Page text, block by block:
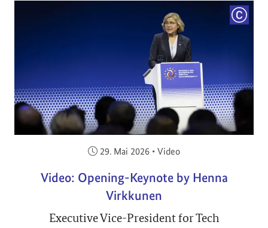
Veröffentlicht am:
29. Mai 2026 • Video
Video: Opening-Keynote by Henna
Virkkunen
Executive Vice-President for Tech